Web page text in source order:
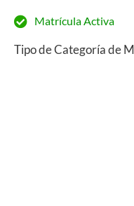
Matrícula Activa
Tipo de Categoría de